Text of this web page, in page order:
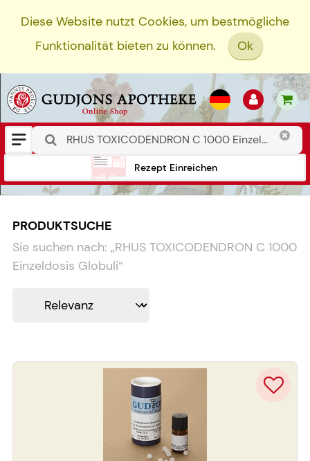
Diese Website nutzt Cookies, um bestmögliche
Funktionalität bieten zu können.
Ok
Rezept Einreichen
PRODUKTSUCHE
Sie suchen nach: „RHUS TOXICODENDRON C 1000
Einzeldosis Globuli“